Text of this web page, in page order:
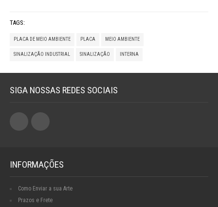
TAGS:
PLACA DE MEIO AMBIENTE PLACA MEIO AMBIENTE
SINALIZAÇÃO INDUSTRIAL SINALIZAÇÃO INTERNA
SIGA NOSSAS REDES SOCIAIS
INFORMAÇÕES
Como Enviar a sua Arte
Prazos e Frete